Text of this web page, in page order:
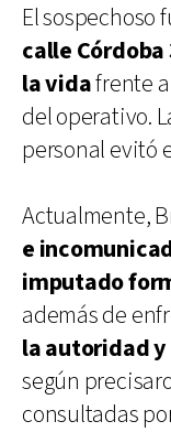
El sospechoso
calle Córdoba
la vidafrente
del operativo.
personal evitó
Actualmente,
e
imputado
además de
la autoridad y
según
consultadas